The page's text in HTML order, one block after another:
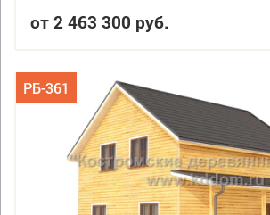
от 2 463 300 руб.
РБ-361